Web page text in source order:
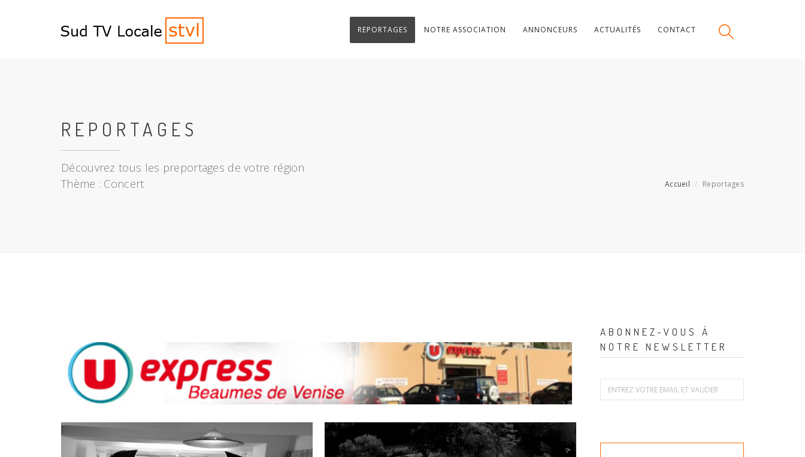
REPORTAGES NOTRE ASSOCIATION ANNONCEURS ACTUALITÉS CONTACT
REPORTAGES
Découvrez tous les preportages de votre région
Thème : Concert
Accueil Reportages
ABONNEZ-VOUS À
NOTRE NEWSLETTER